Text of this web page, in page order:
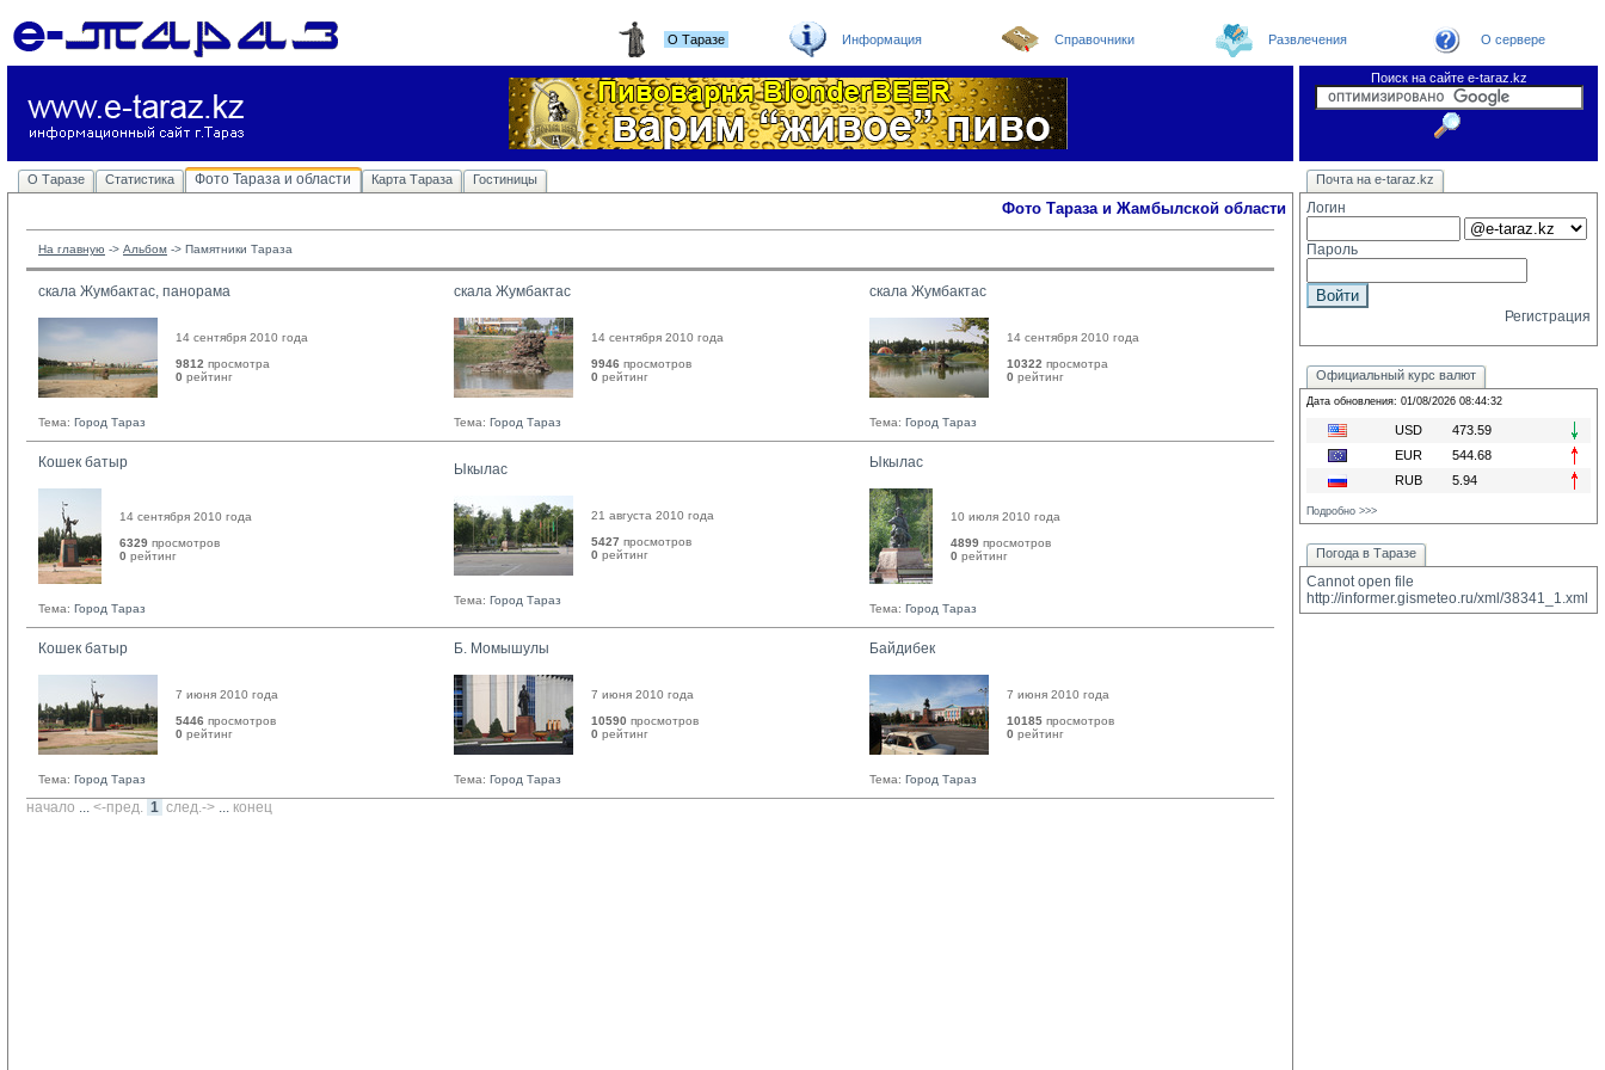
О Таразе Информация Справочники Развлечения О сервере
Поиск на сайте e-taraz.kz
О Таразе Статистика Фото Тараза и области Карта Тараза Гостиницы Новости Погода в Таразе
Телефоный справочник
Видеоконференция
Новости e-taraz Замечания и предложения
Фото Тараза и Жамбылской области
На главную -> Альбом -> Памятники Тараза
скала Жумбактас, панорама
14 сентября 2010 года
9812 просмотра
0 рейтинг
Тема: Город Тараз
скала Жумбактас
14 сентября 2010 года
9946 просмотров
0 рейтинг
Тема: Город Тараз
скала Жумбактас
14 сентября 2010 года
10322 просмотра
0 рейтинг
Тема: Город Тараз
Кошек батыр
14 сентября 2010 года
6329 просмотров
0 рейтинг
Тема: Город Тараз
Ыкылас
21 августа 2010 года
5427 просмотров
0 рейтинг
Тема: Город Тараз
Ыкылас
10 июля 2010 года
4899 просмотров
0 рейтинг
Тема: Город Тараз
Кошек батыр
7 июня 2010 года
5446 просмотров
0 рейтинг
Тема: Город Тараз
Б. Момышулы
7 июня 2010 года
10590 просмотров
0 рейтинг
Тема: Город Тараз
Байдибек
7 июня 2010 года
10185 просмотров
0 рейтинг
Тема: Город Тараз
начало ... <-пред. 1 след.-> ... конец
Почта на e-taraz.kz
Логин
Пароль
Регистрация
Официальный курс валют
Дата обновления: 01/08/2026 08:44:32
USD
473.59
EUR
544.68
RUB
5.94
Подробно >>>
Погода в Таразе
Cannot open file
http://informer.gismeteo.ru/xml/38341_1.xml